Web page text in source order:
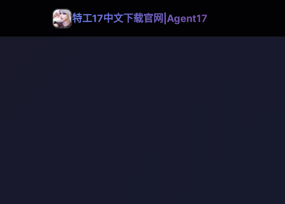
特工17中文下载官网|Agent17